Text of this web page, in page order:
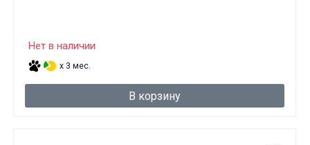
Нет в наличии
x 3 мес.
В корзину